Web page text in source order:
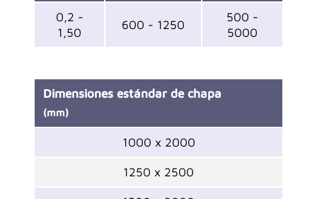
0,2 -
1,50
600 - 1250
500 -
5000
Dimensiones estándar de chapa
(mm)
1000 x 2000
1250 x 2500